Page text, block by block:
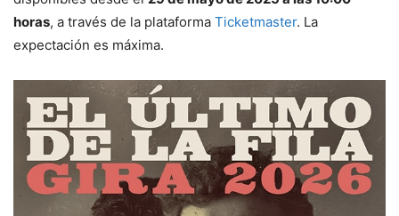
horas, a través de la plataforma Ticketmaster. La
expectación es máxima.